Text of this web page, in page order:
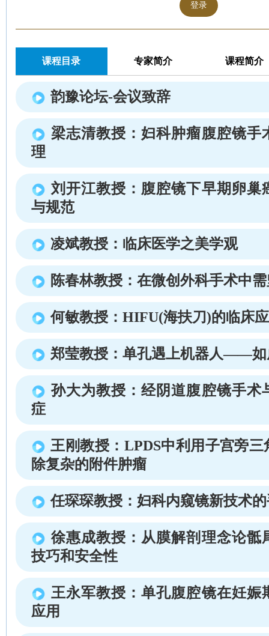
登录
课程目录 专家简介 课程简介
韵豫论坛-会议致辞
梁志清教授：妇科肿瘤腹腔镜手
理
刘开江教授：腹腔镜下早期卵巢
与规范
凌斌教授：临床医学之美学观
陈春林教授：在微创外科手术中
何敏教授：HIFU(海扶刀)的临床
郑莹教授：单孔遇上机器人——如
孙大为教授：经阴道腹腔镜手术
症
王刚教授：LPDS中利用子宫旁
除复杂的附件肿瘤
任琛琛教授：妇科内窥镜新技术
徐惠成教授：从膜解剖理念论骶
技巧和安全性
王永军教授：单孔腹腔镜在妊娠
应用